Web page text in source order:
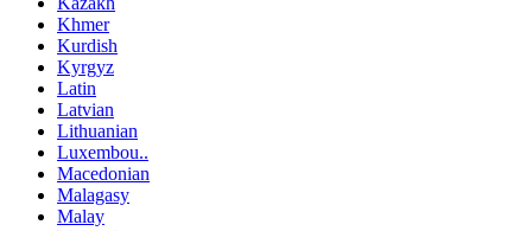
Khmer
Kurdish
Kyrgyz
Latin
Latvian
Lithuanian
Luxembou..
Macedonian
Malagasy
Malay